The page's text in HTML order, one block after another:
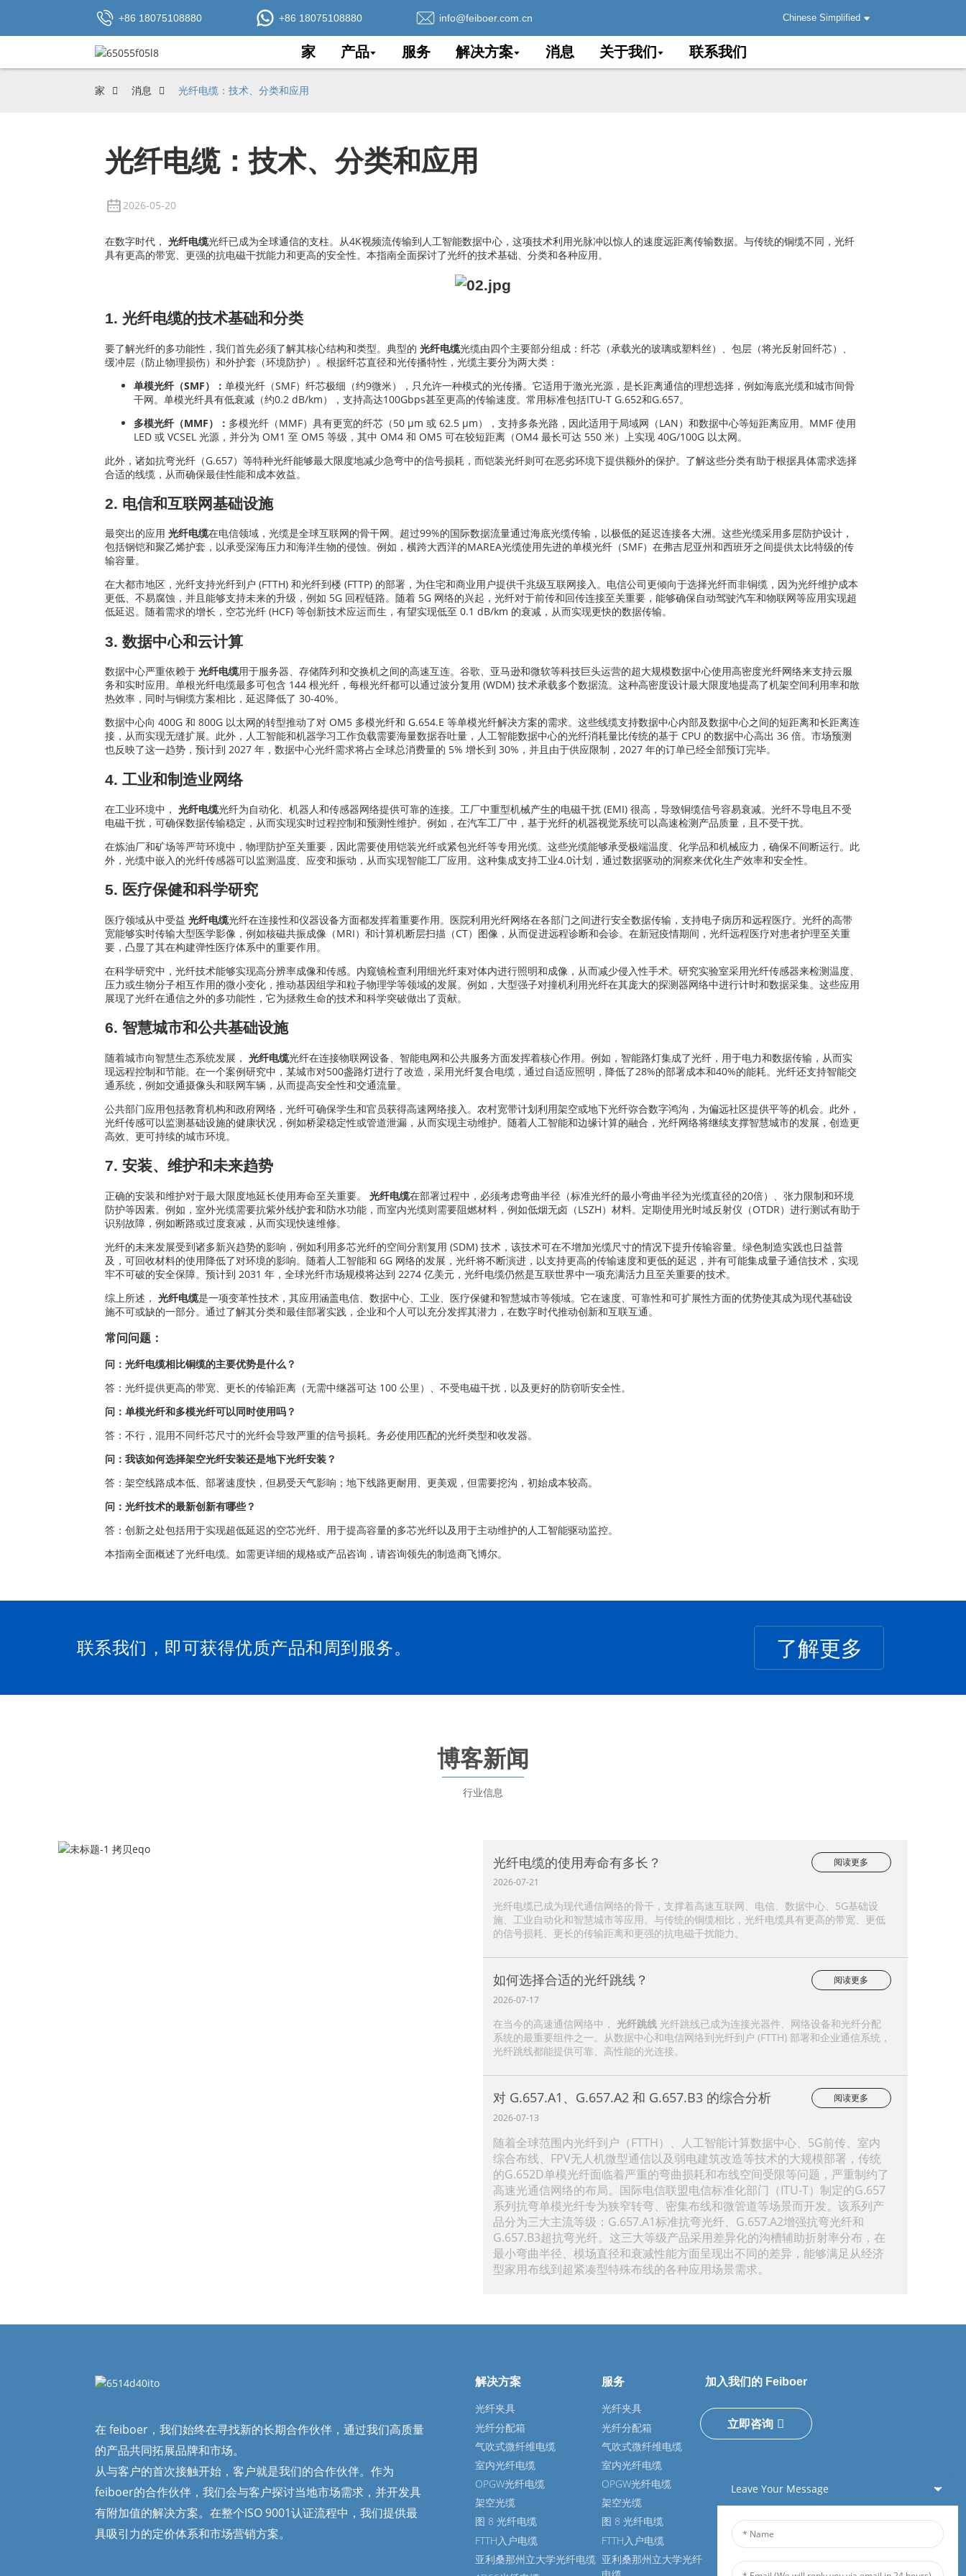
+86 18075108880 +86 18075108880 info@feiboer.com.cn Chinese Simplified
家 产品 服务 解决方案 消息 关于我们 联系我们
家 消息 光纤电缆：技术、分类和应用
光纤电缆：技术、分类和应用
2026-05-20
在数字时代， 光纤电缆光纤已成为全球通信的支柱。从4K视频流传输到人工智能数据中心，这项技术利用光脉冲以惊人的速度远距离传输数据。与传统的铜缆不同，光纤
具有更高的带宽、更强的抗电磁干扰能力和更高的安全性。本指南全面探讨了光纤的技术基础、分类和各种应用。
1. 光纤电缆的技术基础和分类
要了解光纤的多功能性，我们首先必须了解其核心结构和类型。典型的 光纤电缆光缆由四个主要部分组成：纤芯（承载光的玻璃或塑料丝）、包层（将光反射回纤芯）、
缓冲层（防止物理损伤）和外护套（环境防护）。根据纤芯直径和光传播特性，光缆主要分为两大类：
单模光纤（SMF）： 单模光纤（SMF）纤芯极细（约9微米），只允许一种模式的光传播。它适用于激光光源，是长距离通信的理想选择，例如海底光缆和城市间骨
干网。单模光纤具有低衰减（约0.2 dB/km），支持高达100Gbps甚至更高的传输速度。常用标准包括ITU-T G.652和G.657。
多模光纤（MMF）： 多模光纤（MMF）具有更宽的纤芯（50 µm 或 62.5 µm），支持多条光路，因此适用于局域网（LAN）和数据中心等短距离应用。MMF 使用
LED 或 VCSEL 光源，并分为 OM1 至 OM5 等级，其中 OM4 和 OM5 可在较短距离（OM4 最长可达 550 米）上实现 40G/100G 以太网。
此外，诸如抗弯光纤（G.657）等特种光纤能够最大限度地减少急弯中的信号损耗，而铠装光纤则可在恶劣环境下提供额外的保护。了解这些分类有助于根据具体需求选择
合适的线缆，从而确保最佳性能和成本效益。
2. 电信和互联网基础设施
最突出的应用 光纤电缆在电信领域，光缆是全球互联网的骨干网。超过99%的国际数据流量通过海底光缆传输，以极低的延迟连接各大洲。这些光缆采用多层防护设计，
包括钢铠和聚乙烯护套，以承受深海压力和海洋生物的侵蚀。例如，横跨大西洋的MAREA光缆使用先进的单模光纤（SMF）在弗吉尼亚州和西班牙之间提供太比特级的传
输容量。
在大都市地区，光纤支持光纤到户 (FTTH) 和光纤到楼 (FTTP) 的部署，为住宅和商业用户提供千兆级互联网接入。电信公司更倾向于选择光纤而非铜缆，因为光纤维护成本
更低、不易腐蚀，并且能够支持未来的升级，例如 5G 回程链路。随着 5G 网络的兴起，光纤对于前传和回传连接至关重要，能够确保自动驾驶汽车和物联网等应用实现超
低延迟。随着需求的增长，空芯光纤 (HCF) 等创新技术应运而生，有望实现低至 0.1 dB/km 的衰减，从而实现更快的数据传输。
3. 数据中心和云计算
数据中心严重依赖于 光纤电缆用于服务器、存储阵列和交换机之间的高速互连。谷歌、亚马逊和微软等科技巨头运营的超大规模数据中心使用高密度光纤网络来支持云服
务和实时应用。单根光纤电缆最多可包含 144 根光纤，每根光纤都可以通过波分复用 (WDM) 技术承载多个数据流。这种高密度设计最大限度地提高了机架空间利用率和散
热效率，同时与铜缆方案相比，延迟降低了 30-40%。
数据中心向 400G 和 800G 以太网的转型推动了对 OM5 多模光纤和 G.654.​​E 等单模光纤解决方案的需求。这些线缆支持数据中心内部及数据中心之间的短距离和长距离连
接，从而实现无缝扩展。此外，人工智能和机器学习工作负载需要海量数据吞吐量，人工智能数据中心的光纤消耗量比传统的基于 CPU 的数据中心高出 36 倍。市场预测
也反映了这一趋势，预计到 2027 年，数据中心光纤需求将占全球总消费量的 5% 增长到 30%，并且由于供应限制，2027 年的订单已经全部预订完毕。
4. 工业和制造业网络
在工业环境中， 光纤电缆光纤为自动化、机器人和传感器网络提供可靠的连接。工厂中重型机械产生的电磁干扰 (EMI) 很高，导致铜缆信号容易衰减。光纤不导电且不受
电磁干扰，可确保数据传输稳定，从而实现实时过程控制和预测性维护。例如，在汽车工厂中，基于光纤的机器视觉系统可以高速检测产品质量，且不受干扰。
在炼油厂和矿场等严苛环境中，物理防护至关重要，因此需要使用铠装光纤或紧包光纤等专用光缆。这些光缆能够承受极端温度、化学品和机械应力，确保不间断运行。此
外，光缆中嵌入的光纤传感器可以监测温度、应变和振动，从而实现智能工厂应用。这种集成支持工业4.0计划，通过数据驱动的洞察来优化生产效率和安全性。
5. 医疗保健和科学研究
医疗领域从中受益 光纤电缆光纤在连接性和仪器设备方面都发挥着重要作用。医院利用光纤网络在各部门之间进行安全数据传输，支持电子病历和远程医疗。光纤的高带
宽能够实时传输大型医学影像，例如核磁共振成像（MRI）和计算机断层扫描（CT）图像，从而促进远程诊断和会诊。在新冠疫情期间，光纤远程医疗对患者护理至关重
要，凸显了其在构建弹性医疗体系中的重要作用。
在科学研究中，光纤技术能够实现高分辨率成像和传感。内窥镜检查利用细光纤束对体内进行照明和成像，从而减少侵入性手术。研究实验室采用光纤传感器来检测温度、
压力或生物分子相互作用的微小变化，推动基因组学和粒子物理学等领域的发展。例如，大型强子对撞机利用光纤在其庞大的探测器网络中进行计时和数据采集。这些应用
展现了光纤在通信之外的多功能性，它为拯救生命的技术和科学突破做出了贡献。
6. 智慧城市和公共基础设施
随着城市向智慧生态系统发展， 光纤电缆光纤在连接物联网设备、智能电网和公共服务方面发挥着核心作用。例如，智能路灯集成了光纤，用于电力和数据传输，从而实
现远程控制和节能。在一个案例研究中，某城市对500盏路灯进行了改造，采用光纤复合电缆，通过自适应照明，降低了28%的部署成本和40%的能耗。光纤还支持智能交
通系统，例如交通摄像头和联网车辆，从而提高安全性和交通流量。
公共部门应用包括教育机构和政府网络，光纤可确保学生和官员获得高速网络接入。农村宽带计划利用架空或地下光纤弥合数字鸿沟，为偏远社区提供平等的机会。此外，
光纤传感可以监测基础设施的健康状况，例如桥梁稳定性或管道泄漏，从而实现主动维护。随着人工智能和边缘计算的融合，光纤网络将继续支撑智慧城市的发展，创造更
高效、更可持续的城市环境。
7. 安装、维护和未来趋势
正确的安装和维护对于最大限度地延长使用寿命至关重要。 光纤电缆在部署过程中，必须考虑弯曲半径（标准光纤的最小弯曲半径为光缆直径的20倍）、张力限制和环境
防护等因素。例如，室外光缆需要抗紫外线护套和防水功能，而室内光缆则需要阻燃材料，例如低烟无卤（LSZH）材料。定期使用光时域反射仪（OTDR）进行测试有助于
识别故障，例如断路或过度衰减，从而实现快速维修。
光纤的未来发展受到诸多新兴趋势的影响，例如利用多芯光纤的空间分割复用 (SDM) 技术，该技术可在不增加光缆尺寸的情况下提升传输容量。绿色制造实践也日益普
及，可回收材料的使用降低了对环境的影响。随着人工智能和 6G 网络的发展，光纤将不断演进，以支持更高的传输速度和更低的延迟，并有可能集成量子通信技术，实现
牢不可破的安全保障。预计到 2031 年，全球光纤市场规模将达到 2274 亿美元，光纤电缆仍然是互联世界中一项充满活力且至关重要的技术。
综上所述， 光纤电缆是一项变革性技术，其应用涵盖电信、数据中心、工业、医疗保健和智慧城市等领域。它在速度、可靠性和可扩展性方面的优势使其成为现代基础设
施不可或缺的一部分。通过了解其分类和最佳部署实践，企业和个人可以充分发挥其潜力，在数字时代推动创新和互联互通。
常问问题：
问：光纤电缆相比铜缆的主要优势是什么？
答：光纤提供更高的带宽、更长的传输距离（无需中继器可达 100 公里）、不受电磁干扰，以及更好的防窃听安全性。
问：单模光纤和多模光纤可以同时使用吗？
答：不行，混用不同纤芯尺寸的光纤会导致严重的信号损耗。务必使用匹配的光纤类型和收发器。
问：我该如何选择架空光纤安装还是地下光纤安装？
答：架空线路成本低、部署速度快，但易受天气影响；地下线路更耐用、更美观，但需要挖沟，初始成本较高。
问：光纤技术的最新创新有哪些？
答：创新之处包括用于实现超低延迟的空芯光纤、用于提高容量的多芯光纤以及用于主动维护的人工智能驱动监控。
本指南全面概述了光纤电缆。如需更详细的规格或产品咨询，请咨询领先的制造商飞博尔。
联系我们，即可获得优质产品和周到服务。 了解更多
博客新闻
行业信息
光纤电缆的使用寿命有多长？
阅读更多
2026-07-21
光纤电缆已成为现代通信网络的骨干，支撑着高速互联网、电信、数据中心、5G基础设
施、工业自动化和智慧城市等应用。与传统的铜缆相比，光纤电缆具有更高的带宽、更低
的信号损耗、更长的传输距离和更强的抗电磁干扰能力。
如何选择合适的光纤跳线？
阅读更多
2026-07-17
在当今的高速通信网络中， 光纤跳线 光纤跳线已成为连接光器件、网络设备和光纤分配
系统的最重要组件之一。从数据中心和电信网络到光纤到户 (FTTH) 部署和企业通信系统，
光纤跳线都能提供可靠、高性能的光连接。
对 G.657.A1、G.657.A2 和 G.657.B3 的综合分析
阅读更多
2026-07-13
随着全球范围内光纤到户（FTTH）、人工智能计算数据中心、5G前传、室内
综合布线、FPV无人机微型通信以及弱电建筑改造等技术的大规模部署，传统
的G.652D单模光纤面临着严重的弯曲损耗和布线空间受限等问题，严重制约了
高速光通信网络的布局。国际电信联盟电信标准化部门（ITU-T）制定的G.657
系列抗弯单模光纤专为狭窄转弯、密集布线和微管道等场景而开发。该系列产
品分为三大主流等级：G.657.A1标准抗弯光纤、G.657.A2增强抗弯光纤和
G.657.B3超抗弯光纤。这三大等级产品采用差异化的沟槽辅助折射率分布，在
最小弯曲半径、模场直径和衰减性能方面呈现出不同的差异，能够满足从经济
型家用布线到超紧凑型特殊布线的各种应用场景需求。
在 feiboer，我们始终在寻找新的长期合作伙伴，通过我们高质量
的产品共同拓展品牌和市场。
从与客户的首次接触开始，客户就是我们的合作伙伴。作为
feiboer的合作伙伴，我们会与客户探讨当地市场需求，并开发具
有附加值的解决方案。在整个ISO 9001认证流程中，我们提供最
具吸引力的定价体系和市场营销方案。
解决方案
光纤夹具
光纤分配箱
气吹式微纤维电缆
室内光纤电缆
OPGW光纤电缆
架空光缆
图 8 光纤电缆
FTTH入户电缆
亚利桑那州立大学光纤电缆
服务
光纤夹具
光纤分配箱
气吹式微纤维电缆
室内光纤电缆
OPGW光纤电缆
架空光缆
图 8 光纤电缆
FTTH入户电缆
亚利桑那州立大学光纤
加入我们的 Feiboer
立即咨询
Leave Your Message